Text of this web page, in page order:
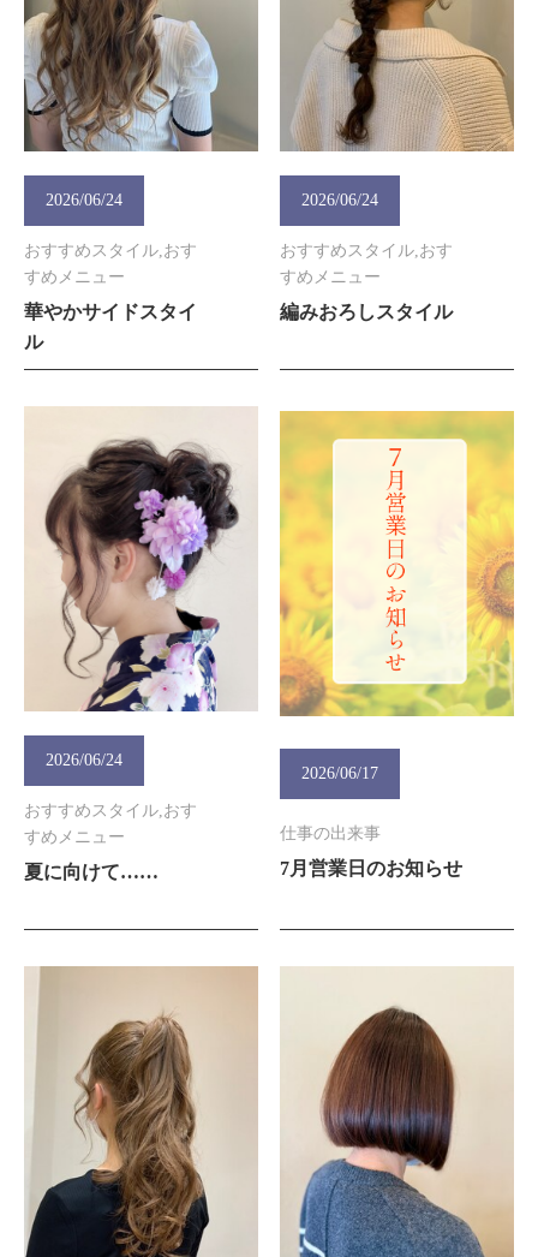
2026/06/24
おすすめスタイル,おす
すめメニュー
華やかサイドスタイ
ル
2026/06/24
おすすめスタイル,おす
すめメニュー
編みおろしスタイル
2026/06/24
おすすめスタイル,おす
すめメニュー
夏に向けて……
2026/06/17
仕事の出来事
7月営業日のお知らせ